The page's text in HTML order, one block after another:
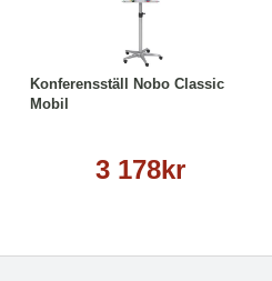
Konferensställ Nobo Classic
Mobil
3 178kr